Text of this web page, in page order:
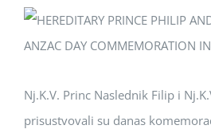
Nj.K.V. Princ Naslednik Filip i
prisustvovali su danas